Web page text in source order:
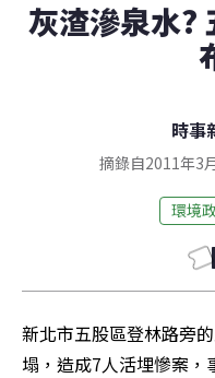
灰渣滲泉水?
時事
摘錄自2011年3
環境
新北市五股區登林路旁
塌，造成7人活埋慘案